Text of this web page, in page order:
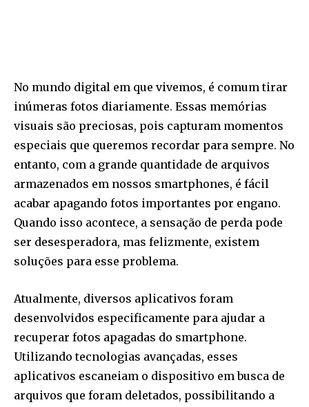
No mundo digital em que vivemos, é comum tirar
inúmeras fotos diariamente. Essas memórias
visuais são preciosas, pois capturam momentos
especiais que queremos recordar para sempre. No
entanto, com a grande quantidade de arquivos
armazenados em nossos smartphones, é fácil
acabar apagando fotos importantes por engano.
Quando isso acontece, a sensação de perda pode
ser desesperadora, mas felizmente, existem
soluções para esse problema.
Atualmente, diversos aplicativos foram
desenvolvidos especificamente para ajudar a
recuperar fotos apagadas do smartphone.
Utilizando tecnologias avançadas, esses
aplicativos escaneiam o dispositivo em busca de
arquivos que foram deletados, possibilitando a